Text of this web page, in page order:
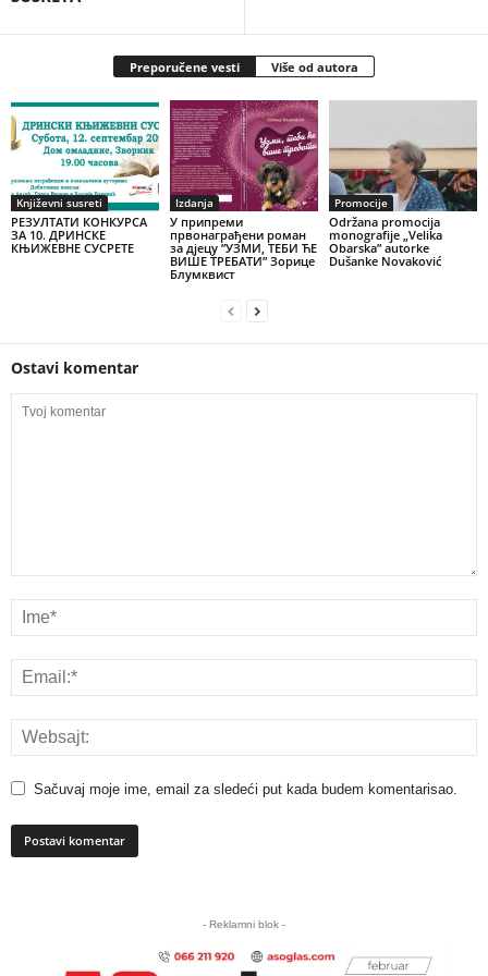
Preporučene vesti Više od autora
Književni susreti
РЕЗУЛТАТИ КОНКУРСА
ЗА 10. ДРИНСКЕ
КЊИЖЕВНЕ СУСРЕТЕ
Izdanja
У припреми
првонаграђени роман
за дјецу ”УЗМИ, ТЕБИ ЋЕ
ВИШЕ ТРЕБАТИ” Зорице
Блумквист
Promocije
Održana promocija
monografije „Velika
Obarska” autorke
Dušanke Novaković
Ostavi komentar
Sačuvaj moje ime, email za sledeći put kada budem komentarisao.
- Reklamni blok -